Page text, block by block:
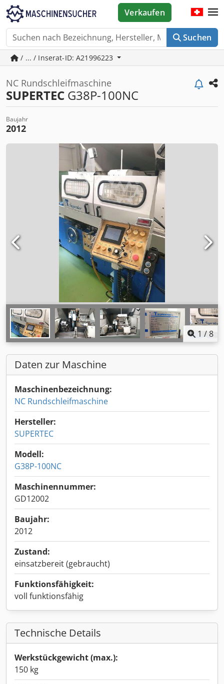
Suchen
Verkaufen
/ ... / Inserat-ID: A21996223
NC Rundschleifmaschine
SUPERTEC G38P-100NC
Baujahr
2012
1 /8
Daten zur Maschine
Maschinenbezeichnung:
NC Rundschleifmaschine
Hersteller:
SUPERTEC
Modell:
G38P-100NC
Maschinennummer:
GD12002
Baujahr:
2012
Zustand:
einsatzbereit (gebraucht)
Funktionsfähigkeit:
voll funktionsfähig
Technische Details
Werkstückgewicht (max.):
150 kg